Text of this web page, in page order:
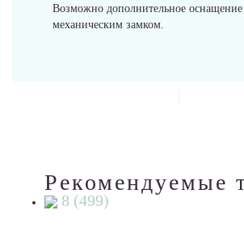
8 (499)
Возможно дополнительное
механическим замком.
Рекомендуемые